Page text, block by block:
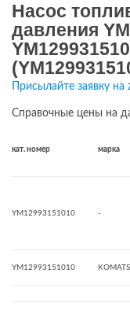
Насос
давления
Присылайте заявку на
Справочные цены на
кат. номер марка
YM12993151010 -
YM12993151010